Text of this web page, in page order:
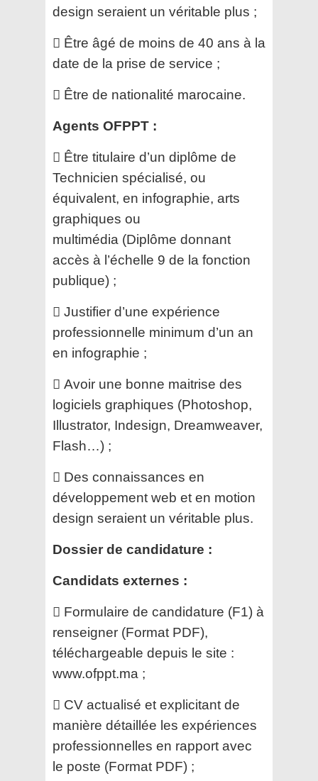
design seraient un véritable plus ;
 Être âgé de moins de 40 ans à la
date de la prise de service ;
 Être de nationalité marocaine.
Agents OFPPT :
 Être titulaire d’un diplôme de
Technicien spécialisé, ou
équivalent, en infographie, arts
graphiques ou
multimédia (Diplôme donnant
accès à l’échelle 9 de la fonction
publique) ;
 Justifier d’une expérience
professionnelle minimum d’un an
en infographie ;
 Avoir une bonne maitrise des
logiciels graphiques (Photoshop,
Illustrator, Indesign, Dreamweaver,
Flash…) ;
 Des connaissances en
développement web et en motion
design seraient un véritable plus.
Dossier de candidature :
Candidats externes :
 Formulaire de candidature (F1) à
renseigner (Format PDF),
téléchargeable depuis le site :
www.ofppt.ma ;
 CV actualisé et explicitant de
manière détaillée les expériences
professionnelles en rapport avec
le poste (Format PDF) ;